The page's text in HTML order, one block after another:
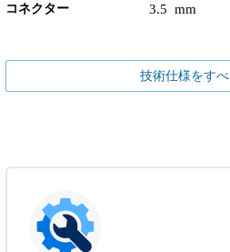
コネクター 3.5 mm
技術仕様をす